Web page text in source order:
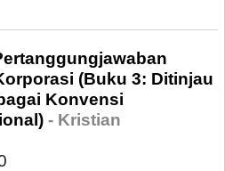
(Buku 3: Ditinjau
Konvensi
- Kristian